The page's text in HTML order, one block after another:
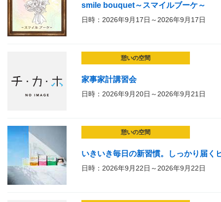
smile bouquet～スマイルブーケ～
日時：2026年9月17日～2026年9月17日
憩いの空間
家事家計講習会
日時：2026年9月20日～2026年9月21日
憩いの空間
いきいき毎日の新習慣。しっかり届く
日時：2026年9月22日～2026年9月22日